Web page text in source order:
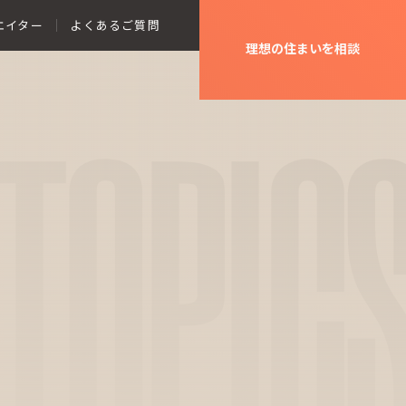
イター よくあるご質問
理想の住まいを相談